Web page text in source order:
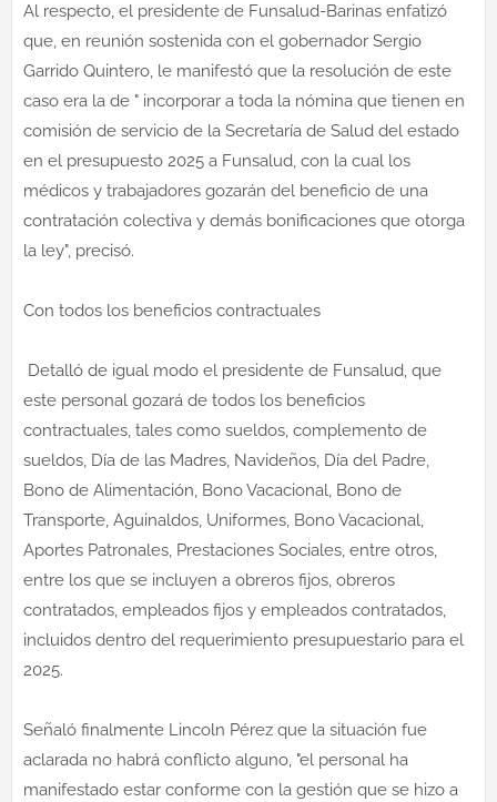
Al respecto, el presidente de Funsalud-Barinas enfatizó
que, en reunión sostenida con el gobernador Sergio
Garrido Quintero, le manifestó que la resolución de este
caso era la de " incorporar a toda la nómina que tienen en
comisión de servicio de la Secretaría de Salud del estado
en el presupuesto 2025 a Funsalud, con la cual los
médicos y trabajadores gozarán del beneficio de una
contratación colectiva y demás bonificaciones que otorga
la ley", precisó.
Con todos los beneficios contractuales
Detalló de igual modo el presidente de Funsalud, que
este personal gozará de todos los beneficios
contractuales, tales como sueldos, complemento de
sueldos, Día de las Madres, Navideños, Día del Padre,
Bono de Alimentación, Bono Vacacional, Bono de
Transporte, Aguinaldos, Uniformes, Bono Vacacional,
Aportes Patronales, Prestaciones Sociales, entre otros,
entre los que se incluyen a obreros fijos, obreros
contratados, empleados fijos y empleados contratados,
incluidos dentro del requerimiento presupuestario para el
2025.
Señaló finalmente Lincoln Pérez que la situación fue
aclarada no habrá conflicto alguno, "el personal ha
manifestado estar conforme con la gestión que se hizo a